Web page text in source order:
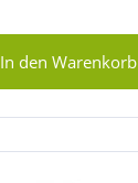
In den Warenkorb